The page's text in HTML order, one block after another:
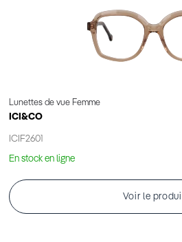
Lunettes de vue Femme
ICI&CO
ICIF2601
En stock en ligne
Voir le